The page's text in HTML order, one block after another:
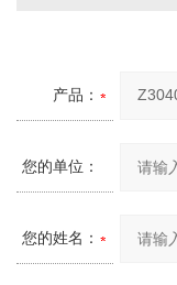
产品：
您的单位：
您的姓名：